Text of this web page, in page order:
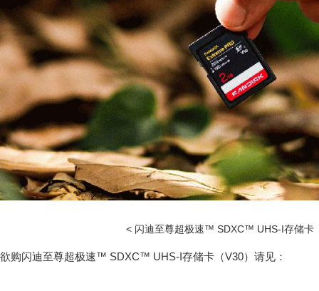
< 闪迪至尊超极速™ SDXC™ UHS-I存储卡
欲购闪迪至尊超极速™ SDXC™ UHS-I存储卡（V30）请见：